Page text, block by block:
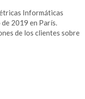
Informáticas
2019 en París.
de los clientes sobre